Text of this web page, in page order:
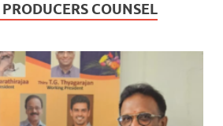
COUNSEL